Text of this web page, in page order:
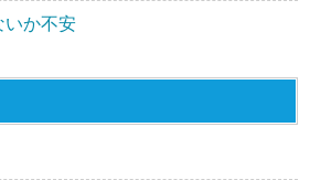
か不安